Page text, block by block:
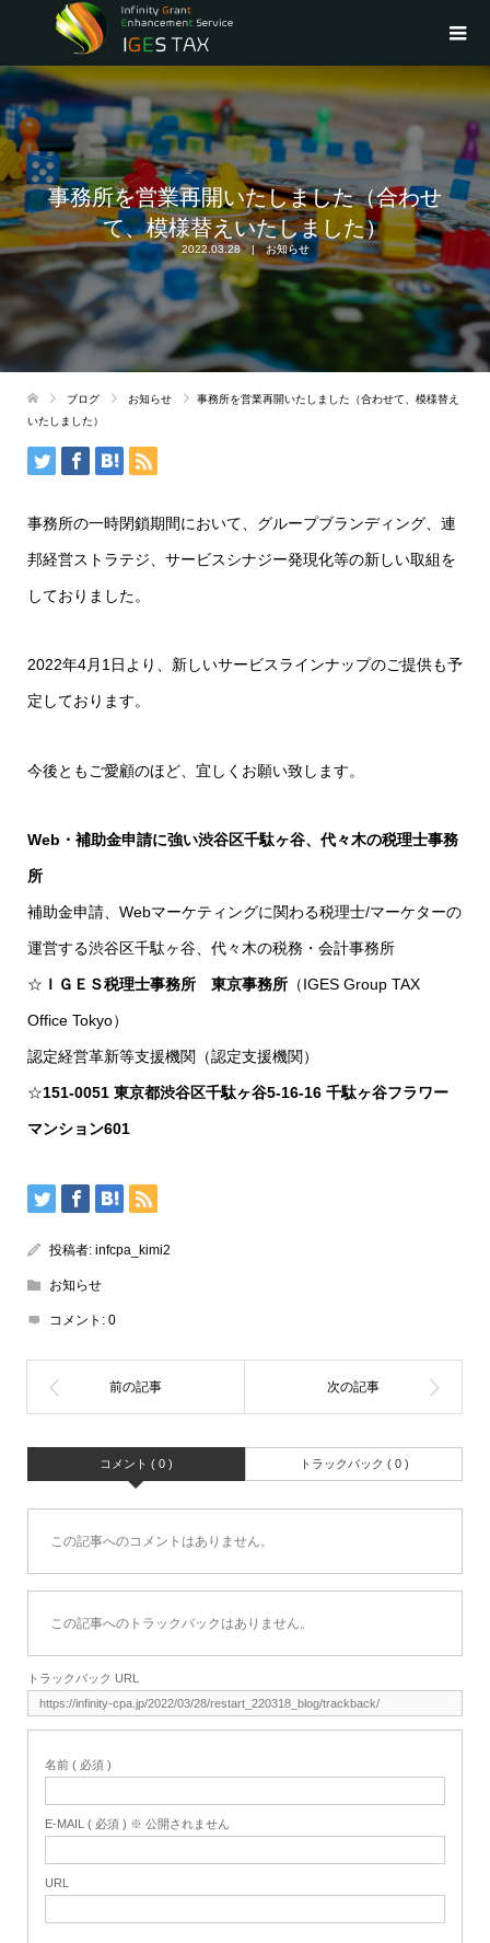
事務所を営業再開いたしました（合わせ
て、模様替えいたしました）
2022.03.28 お知らせ
ブログ お知らせ
事務所を営業再開いたしました（合わせて、模様替え
いたしました）
事務所の一時閉鎖期間において、グループブランディング、連
邦経営ストラテジ、サービスシナジー発現化等の新しい取組を
しておりました。
2022年4月1日より、新しいサービスラインナップのご提供も予
定しております。
今後ともご愛顧のほど、宜しくお願い致します。
Web・補助金申請に強い渋谷区千駄ヶ谷、代々木の税理士事務
所
補助金申請、Webマーケティングに関わる税理士/マーケターの
運営する渋谷区千駄ヶ谷、代々木の税務・会計事務所
☆ ＩＧＥＳ税理士事務所 東京事務所（IGES Group TAX
Office Tokyo）
認定経営革新等支援機関（認定支援機関）
☆151-0051 東京都渋谷区千駄ヶ谷5-16-16 千駄ヶ谷フラワー
マンション601
投稿者: infcpa_kimi2
お知らせ
コメント: 0
コメント ( 0 ) トラックバック ( 0 )
この記事へのコメントはありません。
この記事へのトラックバックはありません。
トラックバック URL
名前 ( 必須 )
E-MAIL ( 必須 ) ※ 公開されません
URL